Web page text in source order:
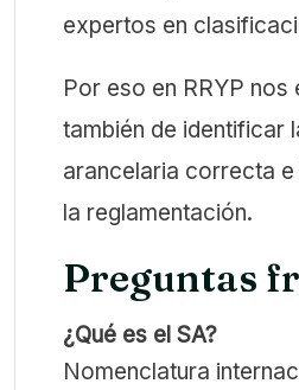
expertos en
Por eso en RRYP nos
también de identificar
arancelaria correcta
la reglamentación.
Preguntas
¿Qué es el SA?
Nomenclatura